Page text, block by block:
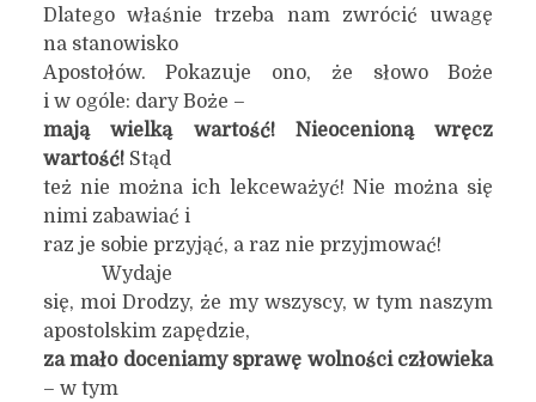
Dlatego właśnie trzeba nam zwrócić uwagę
na stanowisko
Apostołów. Pokazuje ono, że słowo Boże
i w ogóle: dary Boże –
mają wielką wartość! Nieocenioną wręcz
wartość! Stąd
też nie można ich lekceważyć! Nie można się
nimi zabawiać i
raz je sobie przyjąć, a raz nie przyjmować!
Wydaje
się, moi Drodzy, że my wszyscy, w tym naszym
apostolskim zapędzie,
za mało doceniamy sprawę wolności człowieka
– w tym